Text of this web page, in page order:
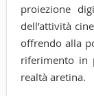
proiezione
dell’attività
offrendo alla
riferimento in
realtà aretina.